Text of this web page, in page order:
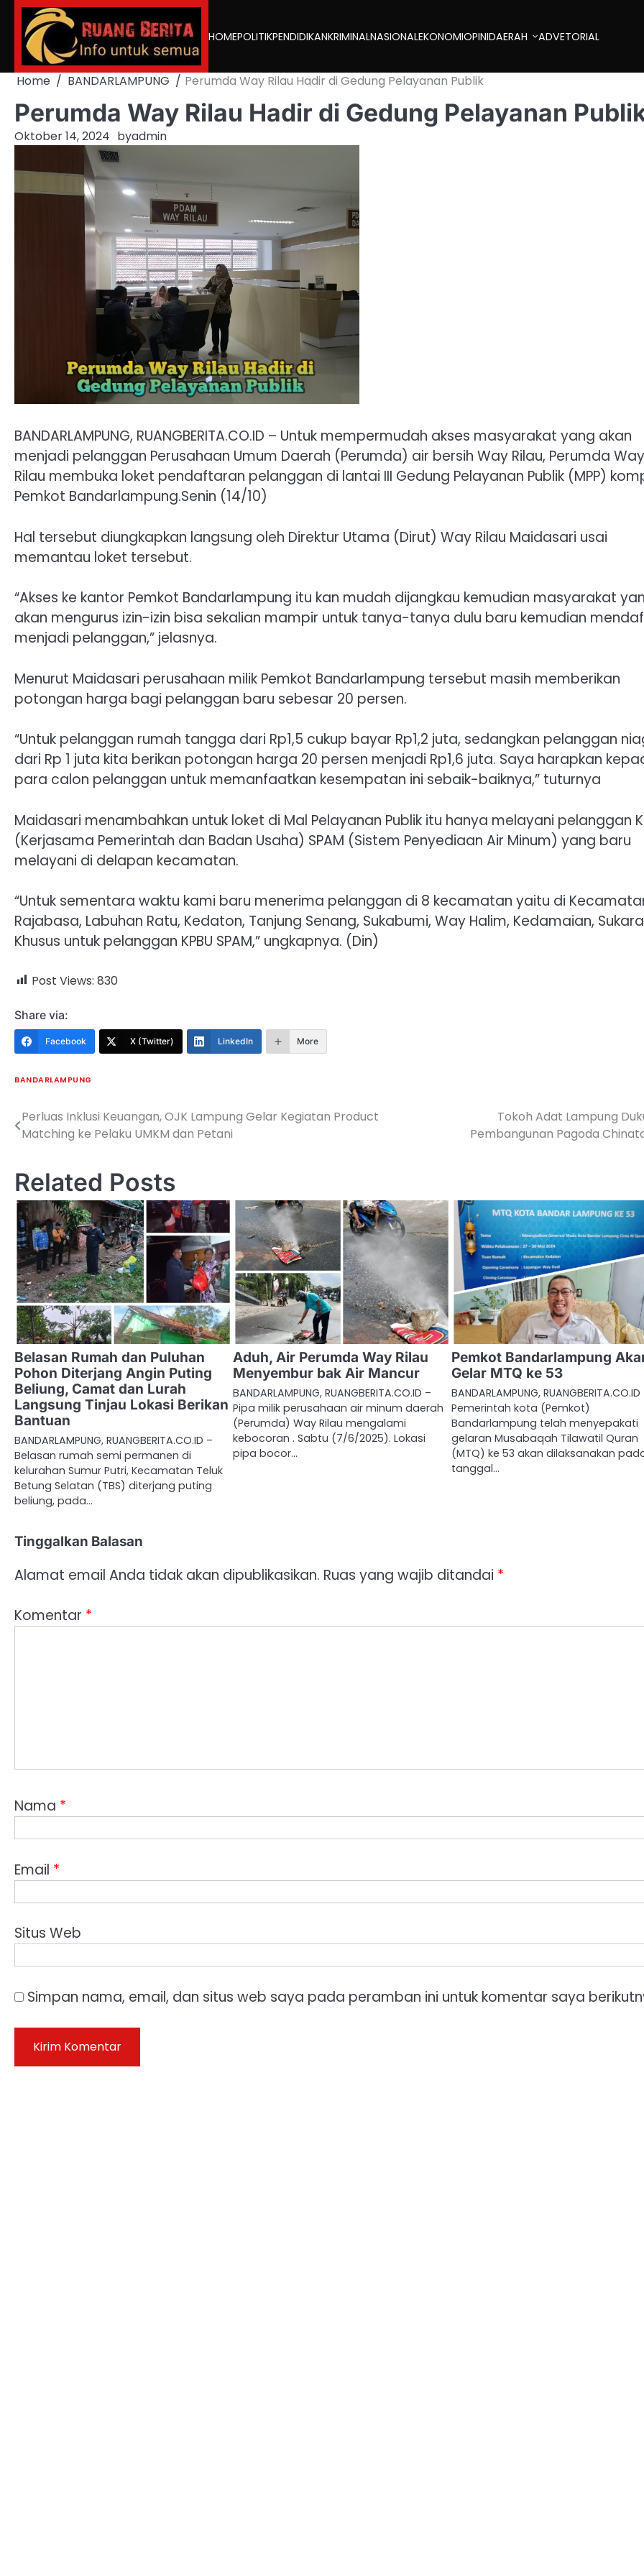
Skip
content
HOMEPOLITIKPENDIDIKANKRIMINALNASIONALEKONOMIOPINIDAERAH ADVETORIAL
Home BANDARLAMPUNG Perumda Way Rilau Hadir di Gedung Pelayanan Publik
Perumda Way Rilau Hadir di Gedung Pelayanan
Oktober 14, 2024 byadmin
BANDARLAMPUNG, RUANGBERITA.CO.ID – Untuk mempermudah akses masyarakat yang akan
menjadi pelanggan Perusahaan Umum Daerah (Perumda) air bersih Way Rilau, Perumda Way
Rilau membuka loket pendaftaran pelanggan di lantai III Gedung Pelayanan Publik (MPP)
Pemkot Bandarlampung.Senin (14/10)
Hal tersebut diungkapkan langsung oleh Direktur Utama (Dirut) Way Rilau Maidasari usai
memantau loket tersebut.
“Akses ke kantor Pemkot Bandarlampung itu kan mudah dijangkau kemudian masyarakat
akan mengurus izin-izin bisa sekalian mampir untuk tanya-tanya dulu baru kemudian
menjadi pelanggan,” jelasnya.
Menurut Maidasari perusahaan milik Pemkot Bandarlampung tersebut masih memberikan
potongan harga bagi pelanggan baru sebesar 20 persen.
“Untuk pelanggan rumah tangga dari Rp1,5 cukup bayar Rp1,2 juta, sedangkan pelanggan
dari Rp 1 juta kita berikan potongan harga 20 persen menjadi Rp1,6 juta. Saya harapkan
para calon pelanggan untuk memanfaatkan kesempatan ini sebaik-baiknya,” tuturnya
Maidasari menambahkan untuk loket di Mal Pelayanan Publik itu hanya melayani pelanggan
(Kerjasama Pemerintah dan Badan Usaha) SPAM (Sistem Penyediaan Air Minum) yang baru
melayani di delapan kecamatan.
“Untuk sementara waktu kami baru menerima pelanggan di 8 kecamatan yaitu di
Rajabasa, Labuhan Ratu, Kedaton, Tanjung Senang, Sukabumi, Way Halim, Kedamaian,
Khusus untuk pelanggan KPBU SPAM,” ungkapnya. (Din)
Post Views: 830
Share via:
Facebook X (Twitter) LinkedIn More
BANDARLAMPUNG
Navigasi
Perluas Inklusi Keuangan, OJK Lampung Gelar Kegiatan Product
Matching ke Pelaku UMKM dan Petani
Tokoh Adat Lampung
Pembangunan Pagoda
Related Posts
Belasan Rumah dan Puluhan
Pohon Diterjang Angin Puting
Beliung, Camat dan Lurah
Langsung Tinjau Lokasi Berikan
Bantuan
BANDARLAMPUNG, RUANGBERITA.CO.ID –
Belasan rumah semi permanen di
kelurahan Sumur Putri, Kecamatan Teluk
Betung Selatan (TBS) diterjang puting
beliung, pada…
Aduh, Air Perumda Way Rilau
Menyembur bak Air Mancur
BANDARLAMPUNG, RUANGBERITA.CO.ID –
Pipa milik perusahaan air minum daerah
(Perumda) Way Rilau mengalami
kebocoran . Sabtu (7/6/2025). Lokasi
pipa bocor…
Pemkot Bandarlampung
Gelar MTQ ke 53
BANDARLAMPUNG,
Pemerintah kota (Pemkot)
Bandarlampung telah menyepakati
gelaran Musabaqah Tilawatil Quran
(MTQ) ke 53 akan dilaksanakan
tanggal…
Tinggalkan Balasan
Alamat email Anda tidak akan dipublikasikan. Ruas yang wajib ditandai *
Komentar *
Nama *
Email *
Situs Web
Simpan nama, email, dan situs web saya pada peramban ini untuk komentar saya